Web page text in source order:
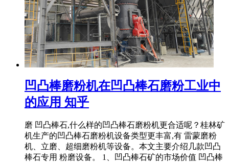
凹凸棒磨粉机在凹凸棒石磨粉工业中
的应用 知乎
磨 凹凸棒石,什么样的凹凸棒石磨粉机更合适呢？桂林矿
机生产的凹凸棒石磨粉机设备类型更丰富,有 雷蒙磨粉
机、立磨、超细磨粉机等设备。本文主要介绍几款凹凸
棒石专用 粉磨设备。 1、凹凸棒石矿的市场价值 凹凸棒